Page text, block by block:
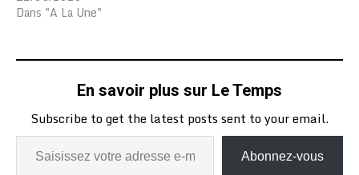
Dans "A La Une"
En savoir plus sur Le Temps
Subscribe to get the latest posts sent to your email.
Abonnez-vous